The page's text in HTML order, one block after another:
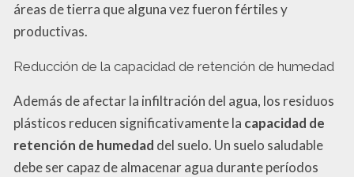
áreas de tierra que alguna vez fueron fértiles y
productivas.
Reducción de la capacidad de retención de humedad
Además de afectar la infiltración del agua, los residuos
plásticos reducen significativamente la capacidad de
retención de humedad del suelo. Un suelo saludable
debe ser capaz de almacenar agua durante períodos